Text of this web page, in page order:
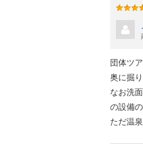
団体ツ
奥に掘
なお洗
の設備
ただ温